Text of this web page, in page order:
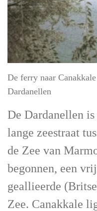
De ferry naar
Dardanellen
De Dardanellen
lange zeestraat
de Zee van
begonnen, een
geallieerde
Zee. Canakkale